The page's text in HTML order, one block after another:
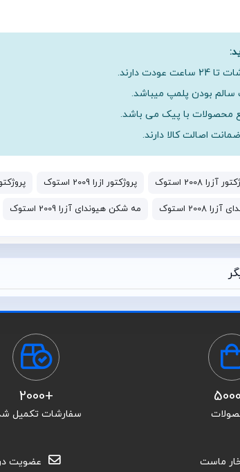
عودت دارند.
بودن پلمپ میباشد.
محصولات با پیک می باشد.
اصالت کالا دارند.
آزرا 2008 استوک پروژکتور ازرا 2009 استوک پروژکتور
استوک مه شکن هیوندای آزرا 2009 استوک
+2000
سفارشات تکمیل
ماست عضویت